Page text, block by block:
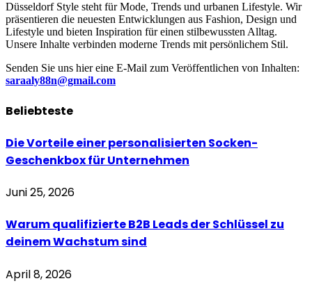
Düsseldorf Style steht für Mode, Trends und urbanen Lifestyle. Wir
präsentieren die neuesten Entwicklungen aus Fashion, Design und
Lifestyle und bieten Inspiration für einen stilbewussten Alltag.
Unsere Inhalte verbinden moderne Trends mit persönlichem Stil.
Senden Sie uns hier eine E-Mail zum Veröffentlichen von Inhalten:
saraaly88n@gmail.com
Beliebteste
Die Vorteile einer personalisierten Socken-
Geschenkbox für Unternehmen
Juni 25, 2026
Warum qualifizierte B2B Leads der Schlüssel zu
deinem Wachstum sind
April 8, 2026